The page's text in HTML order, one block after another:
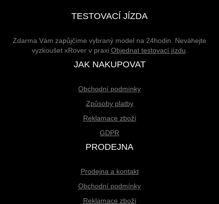
TESTOVACÍ JÍZDA
Zdarma Vám zapůjčíme vybraný model na 24hodin. Neváhejte
vyzkoušet xRover v praxi. Objednat testovací jízdu
JAK NAKUPOVAT
Obchodní podmínky
Způsoby platby
Reklamace zboží
GDPR
PRODEJNA
Prodejna a kontakt
Obchodní podmínky
Reklamace zboží